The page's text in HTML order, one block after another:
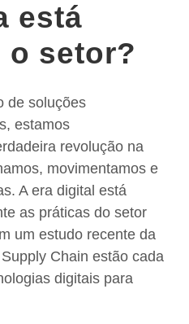
está
o setor?
de soluções
estamos
revolução na
movimentamos e
A era digital está
as práticas do setor
um estudo recente da
Chain estão cada
digitais para